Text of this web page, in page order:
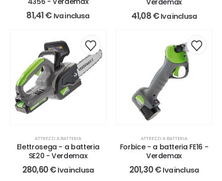
81,41€ Iva inclusa 41,08€ Iva inclusa
ATTREZZI A BATTERIA
Elettrosega - a batteria
SE20 - Verdemax
280,60€ Iva inclusa
ATTREZZI A BATTERIA
Forbice - a batteria FE16 -
Verdemax
201,30€ Iva inclusa